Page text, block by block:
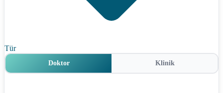
Tür
Doktor Klinik